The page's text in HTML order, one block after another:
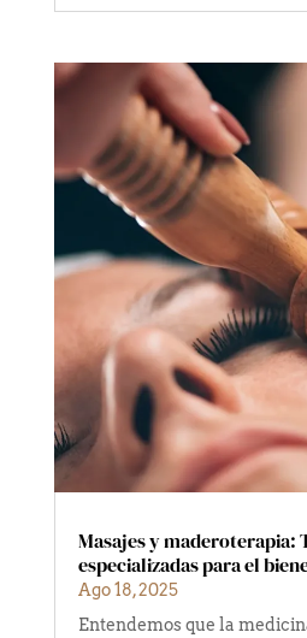
Masajes y maderoterapia:
especializadas para el
Ago 18, 2025
Entendemos que la